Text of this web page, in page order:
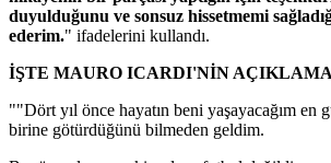
duyulduğunu ve sonsuz hissetmemi
ederim." ifadelerini kullandı.
İŞTE MAURO ICARDI'NİN
""Dört yıl önce hayatın beni yaşayacağım en
birine götürdüğünü bilmeden geldim.